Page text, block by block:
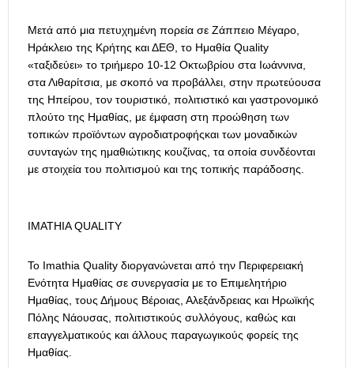
Μετά από μια πετυχημένη πορεία σε Ζάππειο Μέγαρο,
Ηράκλειο της Κρήτης και ΔΕΘ, το Ημαθία Quality
«ταξιδεύει» το τριήμερο 10-12 Οκτωβρίου στα Ιωάννινα,
στα Λιθαρίτσια, με σκοπό να προβάλλει, στην πρωτεύουσα
της Ηπείρου, τον τουριστικό, πολιτιστικό και γαστρονομικό
πλούτο της Ημαθίας, με έμφαση στη προώθηση των
τοπικών προϊόντων αγροδιατροφήςκαι των μοναδικών
συνταγών της ημαθιώτικης κουζίνας, τα οποία συνδέονται
με στοιχεία του πολιτισμού και της τοπικής παράδοσης.
IMATHIA QUALITY
Το Imathia Quality διοργανώνεται από την Περιφερειακή
Ενότητα Ημαθίας σε συνεργασία με το Επιμελητήριο
Ημαθίας, τους Δήμους Βέροιας, Αλεξάνδρειας και Ηρωϊκής
Πόλης Νάουσας, πολιτιστικούς συλλόγους, καθώς και
επαγγελματικούς και άλλους παραγωγικούς φορείς της
Ημαθίας.